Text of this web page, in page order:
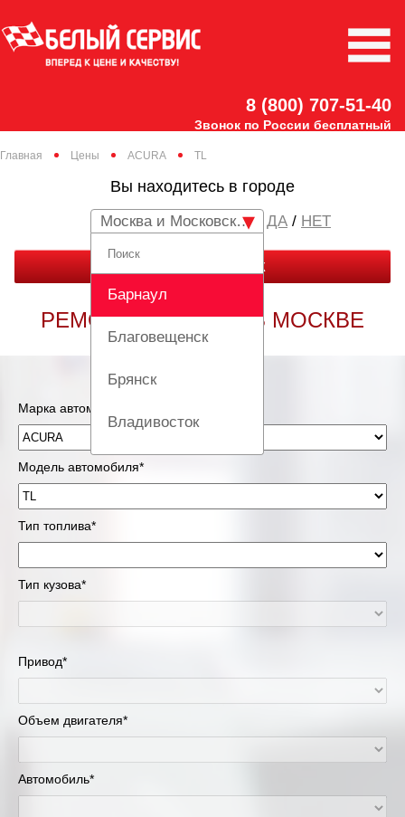
8 (800) 707-51-40
Звонок по России бесплатный
Главная Цены ACURA TL
Вы находитесь в городе
Москва и Московская область
Барнаул
Благовещенск
Брянск
Владивосток
Вологда
Екатеринбург
Красноярск
Липецк
Москва и Московская область
/ НЕТ
ЗАКАЗАТЬ ЗВОНОК
РЕМОНТ ACURA TL В МОСКВЕ
Марка автомобиля*
Модель автомобиля*
Тип топлива*
Тип кузова*
Привод*
Объем двигателя*
Автомобиль*